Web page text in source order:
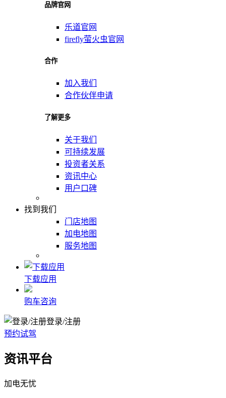
品牌官网
乐道官网
firefly萤火虫官网
合作
加入我们
合作伙伴申请
了解更多
关于我们
可持续发展
投资者关系
资讯中心
用户口碑
找到我们
门店地图
加电地图
服务地图
下载应用
购车咨询
登录/注册
预约试驾
资讯平台
加电无忧